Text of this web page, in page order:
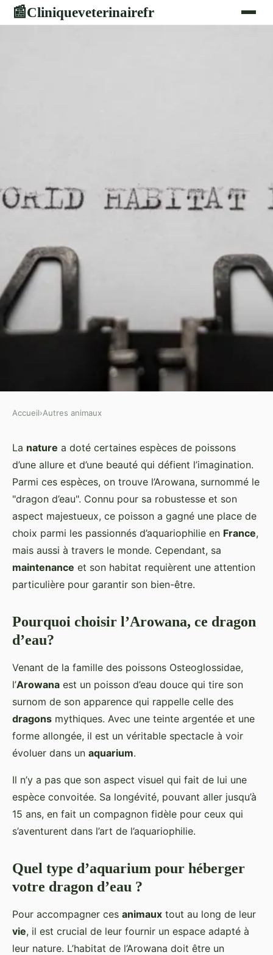
📰Cliniqueveterinairefr
Quel type d'habitat est
recommandé pour une colonie
de dragons d'eau?
Lorenzo •4 avril 2024• 5 min de lecture
Accueil›Autres animaux
La nature a doté certaines espèces de poissons
d’une allure et d’une beauté qui défient l’imagination.
Parmi ces espèces, on trouve l’Arowana, surnommé le
"dragon d’eau". Connu pour sa robustesse et son
aspect majestueux, ce poisson a gagné une place de
choix parmi les passionnés d’aquariophilie en France,
mais aussi à travers le monde. Cependant, sa
maintenance et son habitat requièrent une attention
particulière pour garantir son bien-être.
Pourquoi choisir l’Arowana, ce dragon
d’eau?
Venant de la famille des poissons Osteoglossidae,
l’Arowana est un poisson d’eau douce qui tire son
surnom de son apparence qui rappelle celle des
dragons mythiques. Avec une teinte argentée et une
forme allongée, il est un véritable spectacle à voir
évoluer dans un aquarium.
Il n’y a pas que son aspect visuel qui fait de lui une
espèce convoitée. Sa longévité, pouvant aller jusqu’à
15 ans, en fait un compagnon fidèle pour ceux qui
s’aventurent dans l’art de l’aquariophilie.
Quel type d’aquarium pour héberger
votre dragon d’eau ?
Pour accompagner ces animaux tout au long de leur
vie, il est crucial de leur fournir un espace adapté à
leur nature. L’habitat de l’Arowana doit être un